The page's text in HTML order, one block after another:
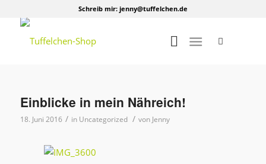
Schreib mir: jenny@tuffelchen.de
Einblicke in mein Nähreich!
18. Juni 2016 / in Uncategorized / von Jenny